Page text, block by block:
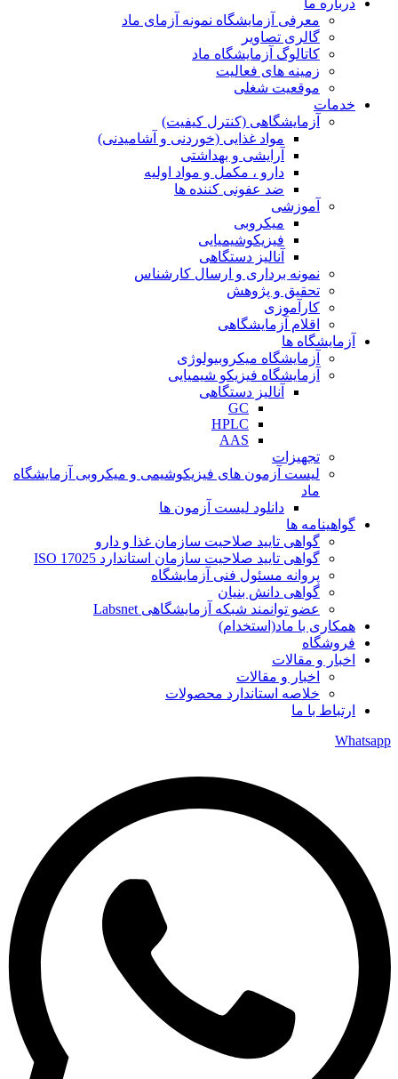
درباره ما
معرفی آزمایشگاه نمونه آزمای ماد
گالری تصاویر
کاتالوگ آزمایشگاه ماد
زمینه های فعالیت
موقعیت شغلی
خدمات
آزمایشگاهی (کنترل کیفیت)
مواد غذایی (خوردنی و آشامیدنی)
آرایشی و بهداشتی
دارو ، مکمل و مواد اولیه
ضد عفونی کننده ها
آموزشی
میکروبی
فیزیکوشیمیایی
آنالیز دستگاهی
نمونه برداری و ارسال کارشناس
تحقیق و پژوهش
کارآموزی
اقلام آزمایشگاهی
آزمایشگاه ها
آزمایشگاه میکروبیولوژی
آزمایشگاه فیزیکو شیمیایی
آنالیز دستگاهی
GC
HPLC
AAS
تجهیزات
لیست آزمون های فیزیکوشیمی و میکروبی آزمایشگاه
ماد
دانلود لیست آزمون ها
گواهینامه ها
گواهی تایید صلاحیت سازمان غذا و دارو
گواهی تایید صلاحیت سازمان استاندارد ISO 17025
پروانه مسئول فنی آزمایشگاه
گواهی دانش بنیان
عضو توانمند شبکه آزمایشگاهی Labsnet
همکاری با ماد(استخدام)
فروشگاه
اخبار و مقالات
اخبار و مقالات
خلاصه استاندارد محصولات
ارتباط با ما
Whatsapp